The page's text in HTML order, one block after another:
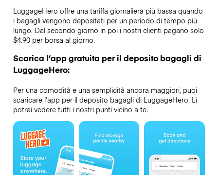
LuggageHero offre una tariffa giornaliera più bassa quando
i bagagli vengono depositati per un periodo di tempo più
lungo. Dal secondo giorno in poi i nostri clienti pagano solo
$4.90 per borsa al giorno.
Scarica l’app gratuita per il deposito bagagli di
LuggageHero:
Per una comodità e una semplicità ancora maggiori, puoi
scaricare l’app per il deposito bagagli di LuggageHero. Lì
potrai vedere tutti i nostri punti vicino a te.